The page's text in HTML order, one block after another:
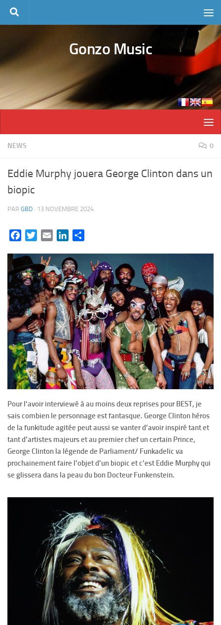
Skip to content
Gonzo Music
NEWS 0
Eddie Murphy jouera George Clinton dans un
biopic
PAR GBD · 13 NOVEMBRE 2024
FacebookTwitterEmail LinkedIn
Pour l’avoir interviewé à au moins deux reprises pour BEST, je
sais combien le personnage est fantasque. George Clinton héros
de la funkitude agitée peut aussi se vanter d’avoir inspiré tant et
tant d’artistes majeurs et au premier chef un certain Prince,
George Clinton la légende de Parliament/ Funkadelic va
prochainement faire l’objet d’un biopic et c’est Eddie Murphy qui
se glissera dans la peau du bon Docteur Funkenstein.